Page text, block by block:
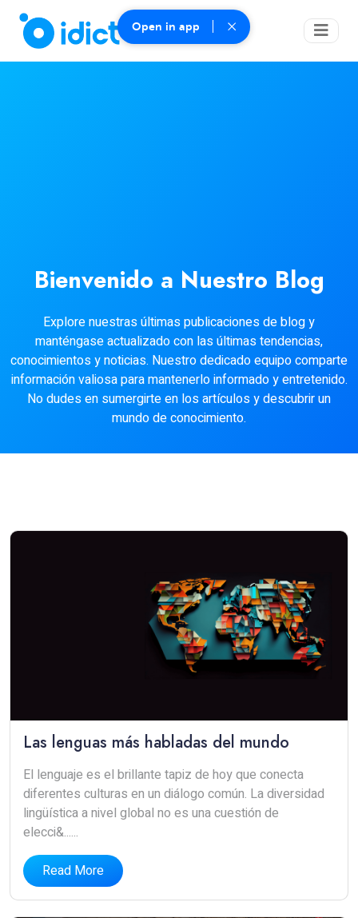
Bienvenido a Nuestro Blog
Explore nuestras últimas publicaciones de blog y
manténgase actualizado con las últimas tendencias,
conocimientos y noticias. Nuestro dedicado equipo comparte
información valiosa para mantenerlo informado y entretenido.
No dudes en sumergirte en los artículos y descubrir un
mundo de conocimiento.
Las lenguas más habladas del mundo
El lenguaje es el brillante tapiz de hoy que conecta
diferentes culturas en un diálogo común. La diversidad
lingüística a nivel global no es una cuestión de
elecci&......
Read More
Open in app